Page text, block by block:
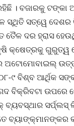
। ବଜାରକୁ
ସ୍ଥିତି ସତ୍ୱେ ଦେଶର
ଦର ହ୍ରାସ
କ୍ଷେତ୍ରକୁ
ଅଟୋମୋବାଇଲ୍
୯ ବିଶ୍ବ ଆର୍ଥିକ
ବିକ୍ରିବଟା ଉପରେ
ବ୍ୟବସ୍ଥାର